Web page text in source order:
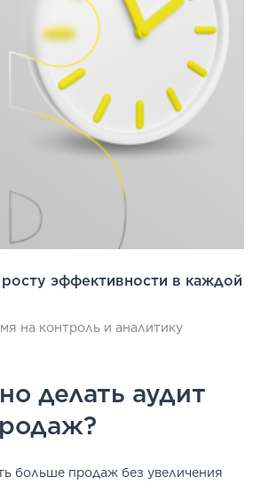
эффективности в каждой
на контроль и аналитику
делать аудит
больше продаж без увеличения